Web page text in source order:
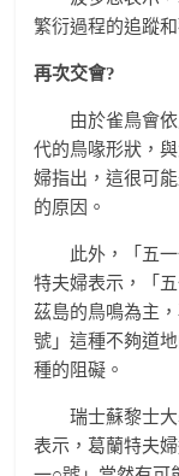
繁衍過程的追蹤
再次交會?
由於雀鳥會
代的鳥喙形狀，
婦指出，這很可
的原因。
此外，「五一
特夫婦表示，「
茲島的鳥鳴為主
號」這種不夠道
種的阻礙。
瑞士蘇黎士大
表示，葛蘭特夫